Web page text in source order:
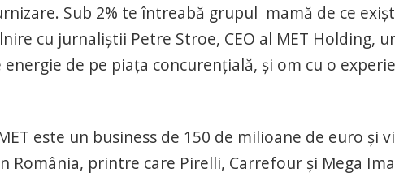
Sub 2% te întreabă grupul mamă de ce
cu jurnaliştii Petre Stroe, CEO al MET Holding,
de pe piaţa concurenţială, şi om cu o
este un business de 150 de milioane de euro şi
România, printre care Pirelli, Carrefour şi Mega